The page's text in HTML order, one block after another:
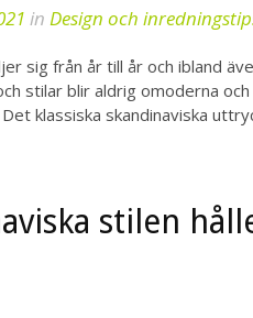
in Design och
sig från år till år och ibland
stilar blir aldrig omoderna
klassiska skandinaviska
stilen